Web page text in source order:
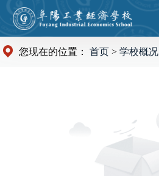
您现在的位置： 首页 > 学校概况